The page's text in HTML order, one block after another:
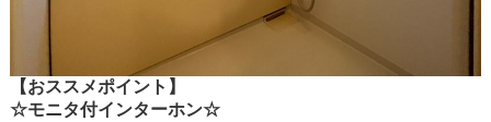
【おススメポイント】
☆モニタ付インターホン☆